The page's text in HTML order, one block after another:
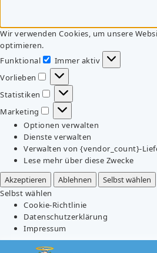
Wir verwenden Cookies, um unsere
optimieren.
Funktional
Funktional
Immer aktiv
Vorlieben
Vorlieben
Statistiken
Statistiken
Marketing
Marketing
Optionen verwalten
Dienste verwalten
Verwalten von {vendor_count}-
Lese mehr über diese Zwecke
Akzeptieren
Ablehnen Selbst wählen
Selbst wählen
Cookie-Richtlinie
Datenschutzerklärung
Impressum